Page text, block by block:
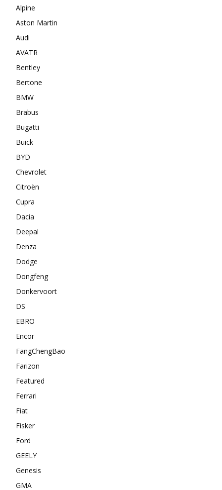
Alpine
Aston Martin
Audi
AVATR
Bentley
Bertone
BMW
Brabus
Bugatti
Buick
BYD
Chevrolet
Citroën
Cupra
Dacia
Deepal
Denza
Dodge
Dongfeng
Donkervoort
DS
EBRO
Encor
FangChengBao
Farizon
Featured
Ferrari
Fiat
Fisker
Ford
GEELY
Genesis
GMA